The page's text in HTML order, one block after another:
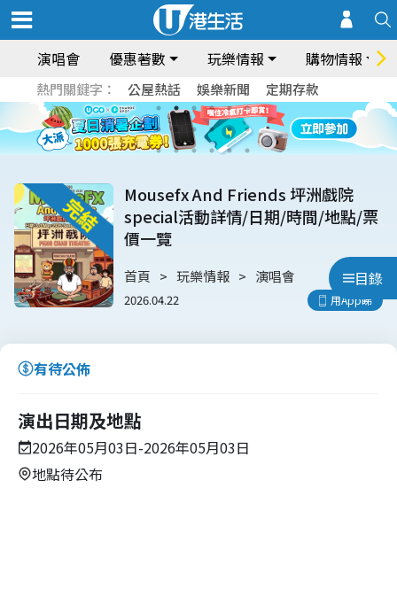
演唱會 優惠著數 玩樂情報 購物情報
熱門關鍵字： 公屋熱話 娛樂新聞 定期存款
目錄
Mousefx And Friends 坪洲戲院
special活動詳情/日期/時間/地點/票
價一覽
首頁 玩樂情報 演唱會
2026.04.22 用App睇
有待公佈
演出日期及地點
2026年05月03日-2026年05月03日
地點待公布